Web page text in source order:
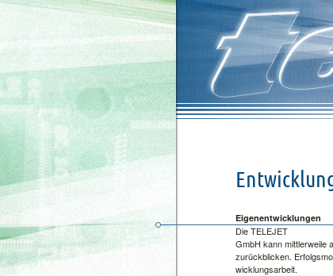
Ei­gen­ent­wick­lun­gen
DieTE­LE­JET
GmbH kann mitt­ler­wei­le
zu­rück­bli­cken.
wick­lungs­ar­beit.